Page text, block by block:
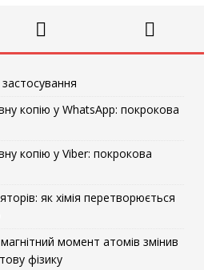
копію у WhatsApp: покрокова
копію у Viber: покрокова
як хімія перетворюється
момент атомів змінив
фізику